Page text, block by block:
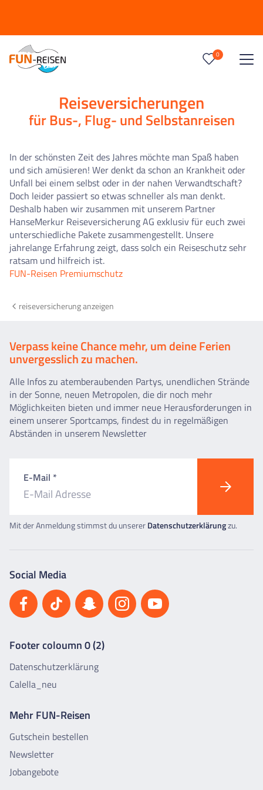
0
0Reise/n auf deiner Merkliste
Keine Reisen auf der Merkliste
Reiseversicherungen
für Bus-, Flug- und Selbstanreisen
In der schönsten Zeit des Jahres möchte man Spaß haben
und sich amüsieren! Wer denkt da schon an Krankheit oder
Unfall bei einem selbst oder in der nahen Verwandtschaft?
Doch leider passiert so etwas schneller als man denkt.
Deshalb haben wir zusammen mit unserem Partner
HanseMerkur Reiseversicherung AG exklusiv für euch zwei
unterschiedliche Pakete zusammengestellt. Unsere
jahrelange Erfahrung zeigt, dass solch ein Reiseschutz sehr
ratsam und hilfreich ist.
FUN-Reisen Premiumschutz
reiseversicherung anzeigen
Verpass keine Chance mehr, um deine Ferien
unvergesslich zu machen.
Alle Infos zu atemberaubenden Partys, unendlichen Strände
in der Sonne, neuen Metropolen, die dir noch mehr
Möglichkeiten bieten und immer neue Herausforderungen in
einem unserer Sportcamps, findest du in regelmäßigen
Abständen in unserem Newsletter
E-Mail *
Mit der Anmeldung stimmst du unsererDatenschutzerklärungzu.
Social Media
Footer coloumn 0 (2)
Datenschutzerklärung
Calella_neu
Mehr FUN-Reisen
Gutschein bestellen
Newsletter
Jobangebote